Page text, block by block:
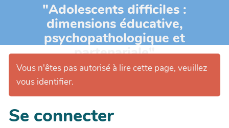
"Adolescents difficiles :
dimensions éducative,
psychopathologique et
partenariale"
Vous n'êtes pas autorisé à lire cette page, veuillez
vous identifier.
Se connecter